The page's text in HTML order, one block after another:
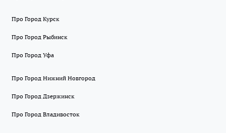
Про Город Курск
Про Город Рыбинск
Про Город Уфа
Про Город Нижний Новгород
Про Город Дзержинск
Про Город Владивосток